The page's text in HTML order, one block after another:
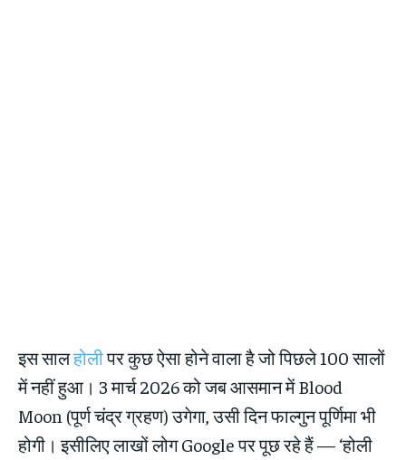
इस सालहोलीपर कुछ ऐसा होने वाला है जो पिछले 100 सालों
में नहीं हुआ। 3 मार्च 2026 को जब आसमान में Blood
Moon (पूर्ण चंद्र ग्रहण) उगेगा, उसी दिन फाल्गुन पूर्णिमा भी
होगी। इसीलिए लाखों लोग Google पर पूछ रहे हैं — ‘होली